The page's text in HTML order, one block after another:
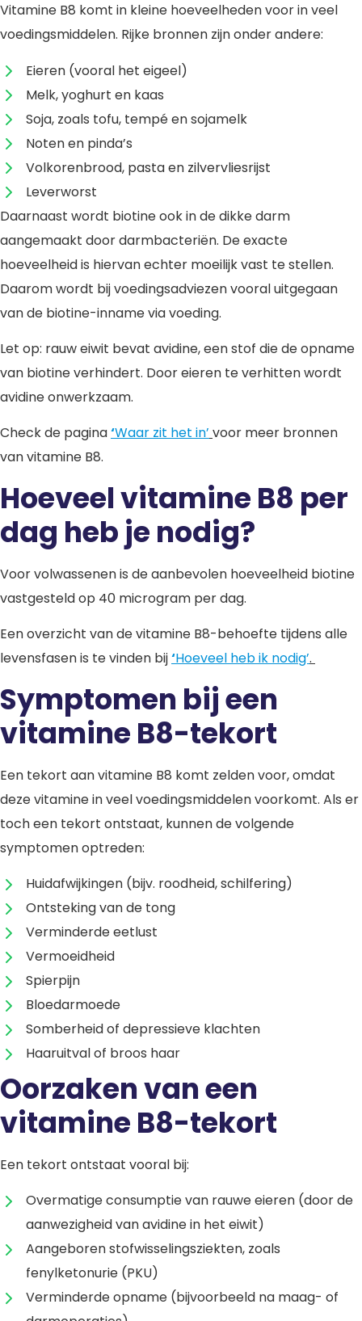
Vitamine B8 komt in kleine hoeveelheden voor in veel
voedingsmiddelen. Rijke bronnen zijn onder andere:
Eieren (vooral het eigeel)
Melk, yoghurt en kaas
Soja, zoals tofu, tempé en sojamelk
Noten en pinda’s
Volkorenbrood, pasta en zilvervliesrijst
Leverworst
Daarnaast wordt biotine ook in de dikke darm
aangemaakt door darmbacteriën. De exacte
hoeveelheid is hiervan echter moeilijk vast te stellen.
Daarom wordt bij voedingsadviezen vooral uitgegaan
van de biotine-inname via voeding.
Let op: rauw eiwit bevat avidine, een stof die de opname
van biotine verhindert. Door eieren te verhitten wordt
avidine onwerkzaam.
Check de pagina‘Waar zit het in’ voor meer bronnen
van vitamine B8.
Hoeveel vitamine B8 per
dag heb je nodig?
Voor volwassenen is de aanbevolen hoeveelheid biotine
vastgesteld op 40 microgram per dag.
Een overzicht van de vitamine B8-behoefte tijdens alle
levensfasen is te vinden bij‘Hoeveel heb ik nodig’.
Symptomen bij een
vitamine B8-tekort
Een tekort aan vitamine B8 komt zelden voor, omdat
deze vitamine in veel voedingsmiddelen voorkomt. Als er
toch een tekort ontstaat, kunnen de volgende
symptomen optreden:
Huidafwijkingen (bijv. roodheid, schilfering)
Ontsteking van de tong
Verminderde eetlust
Vermoeidheid
Spierpijn
Bloedarmoede
Somberheid of depressieve klachten
Haaruitval of broos haar
Oorzaken van een
vitamine B8-tekort
Een tekort ontstaat vooral bij:
Overmatige consumptie van rauwe eieren (door de
aanwezigheid van avidine in het eiwit)
Aangeboren stofwisselingsziekten, zoals
fenylketonurie (PKU)
Verminderde opname (bijvoorbeeld na maag- of